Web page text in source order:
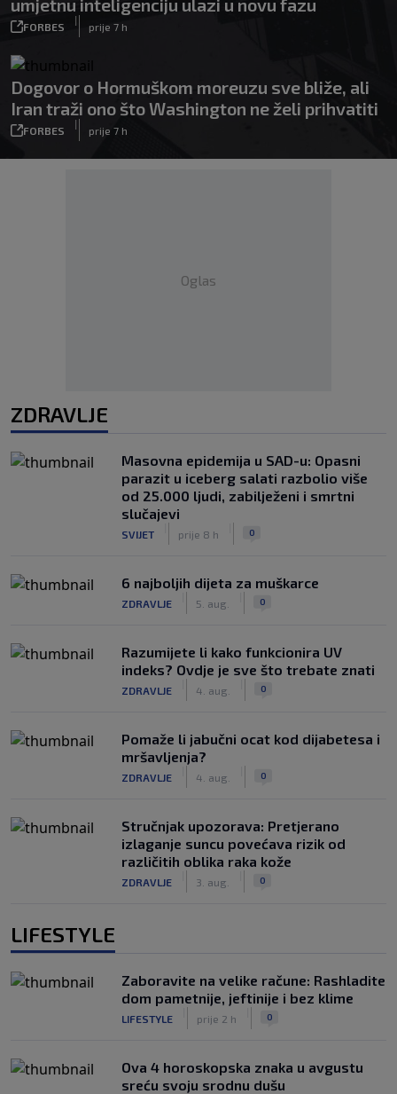
umjetnu inteligenciju ulazi u novu fazu
FORBES
|
prije 7 h
Dogovor o Hormuškom moreuzu sve bliže, ali
Iran traži ono što Washington ne želi prihvatiti
FORBES
|
prije 7 h
Oglas
ZDRAVLJE
Masovna epidemija u SAD-u: Opasni
parazit u iceberg salati razbolio više
od 25.000 ljudi, zabilježeni i smrtni
slučajevi
SVIJET prije 8 h 0
6 najboljih dijeta za muškarce
ZDRAVLJE 5. aug. 0
Razumijete li kako funkcionira UV
indeks? Ovdje je sve što trebate znati
ZDRAVLJE 4. aug. 0
Pomaže li jabučni ocat kod dijabetesa i
mršavljenja?
ZDRAVLJE 4. aug. 0
Stručnjak upozorava: Pretjerano
izlaganje suncu povećava rizik od
različitih oblika raka kože
ZDRAVLJE 3. aug. 0
LIFESTYLE
Zaboravite na velike račune: Rashladite
dom pametnije, jeftinije i bez klime
LIFESTYLE prije 2 h 0
Ova 4 horoskopska znaka u avgustu
sreću svoju srodnu dušu